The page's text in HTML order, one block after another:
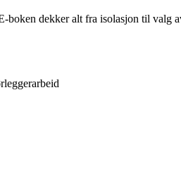
dekker alt fra isolasjon til valg